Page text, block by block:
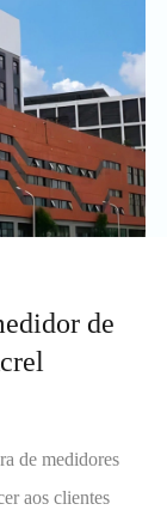
de
de medidores
aos clientes